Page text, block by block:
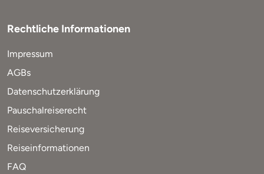
Rechtliche Informationen
Impressum
AGBs
Datenschutzerklärung
Pauschalreiserecht
Reiseversicherung
Reiseinformationen
FAQ